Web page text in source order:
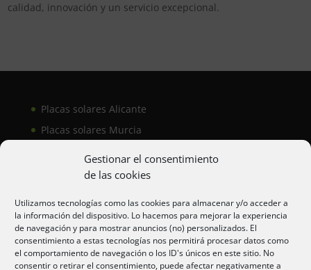
Gestionar el consentimiento
de las cookies
Utilizamos tecnologías como las cookies para almacenar y/o acceder a
la información del dispositivo. Lo hacemos para mejorar la experiencia
de navegación y para mostrar anuncios (no) personalizados. El
consentimiento a estas tecnologías nos permitirá procesar datos como
el comportamiento de navegación o los ID's únicos en este sitio. No
consentir o retirar el consentimiento, puede afectar negativamente a
calidad, innovación y un servicio excepcional.
Placas solares Alicante
Placas solares Murcia
Aire acondicionado Alicante
Aire acondicionador Murcia
Aire acondicionado San Juan